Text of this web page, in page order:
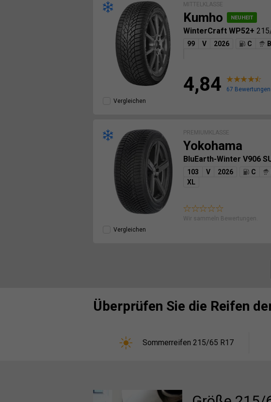
MITTELKLASSE
Kumho
WinterCraft WP52+
99 V 2026 C B
4,84
67 Bewertungen
Vergleichen
PREMIUMKLASSE
Yokohama
BluEarth-Winter V906
103 V 2026 C
XL
Wir sammeln Bewertungen.
Vergleichen
Überprüfen Sie die Reifen
Sommerreifen 215/65 R17